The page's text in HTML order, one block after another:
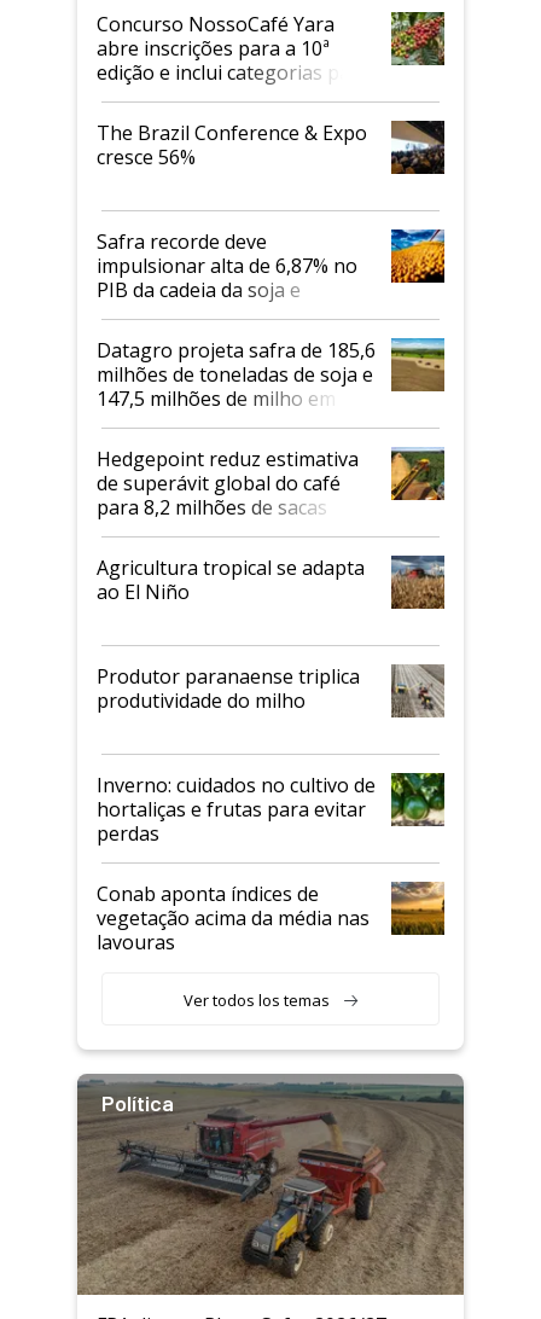
Concurso NossoCafé Yara
abre inscrições para a 10ª
edição e inclui categorias para
cafés Canephora
The Brazil Conference & Expo
cresce 56%
Safra recorde deve
impulsionar alta de 6,87% no
PIB da cadeia da soja e
biodiesel em 2026
Datagro projeta safra de 185,6
milhões de toneladas de soja e
147,5 milhões de milho em
2026/27
Hedgepoint reduz estimativa
de superávit global do café
para 8,2 milhões de sacas
Agricultura tropical se adapta
ao El Niño
Produtor paranaense triplica
produtividade do milho
Inverno: cuidados no cultivo de
hortaliças e frutas para evitar
perdas
Conab aponta índices de
vegetação acima da média nas
lavouras
Ver todos los temas
Política